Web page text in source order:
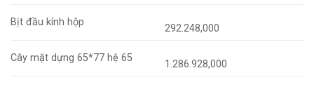
Bịt đầu kính hộp
292.248,000
Cây mặt dựng 65*77 hệ 65
1.286.928,000